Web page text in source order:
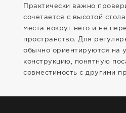
Практически важно
сочетается с высотой
места вокруг него и не
пространство. Для
обычно ориентируются на
конструкцию, понятную
совместимость с другими